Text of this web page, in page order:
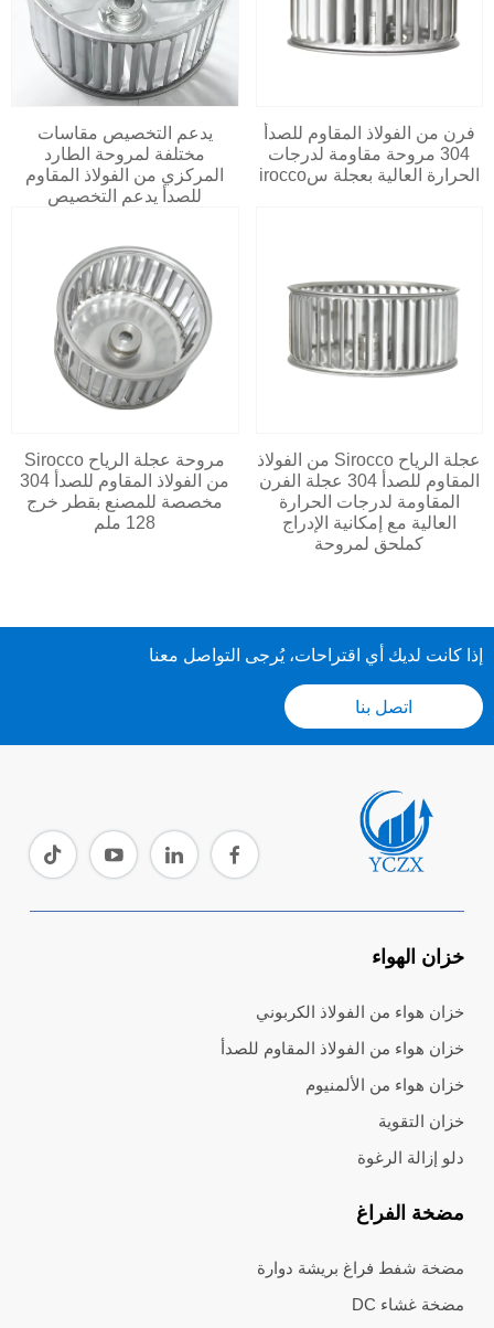
يدعم التخصيص مقاسات
مختلفة لمروحة الطارد
المركزي من الفولاذ المقاوم
للصدأ يدعم التخصيص
فرن من الفولاذ المقاوم للصدأ
304 مروحة مقاومة لدرجات
الحرارة العالية بعجلة سirocco
مروحة عجلة الرياح Sirocco
من الفولاذ المقاوم للصدأ 304
مخصصة للمصنع بقطر خرج
128 ملم
عجلة الرياح Sirocco من الفولاذ
المقاوم للصدأ 304 عجلة الفرن
المقاومة لدرجات الحرارة
العالية مع إمكانية الإدراج
كملحق لمروحة
إذا كانت لديك أي اقتراحات، يُرجى التواصل معنا
اتصل بنا
خزان الهواء
خزان هواء من الفولاذ الكربوني
خزان هواء من الفولاذ المقاوم للصدأ
خزان هواء من الألمنيوم
خزان التقوية
دلو إزالة الرغوة
مضخة الفراغ
مضخة شفط فراغ بريشة دوارة
مضخة غشاء DC